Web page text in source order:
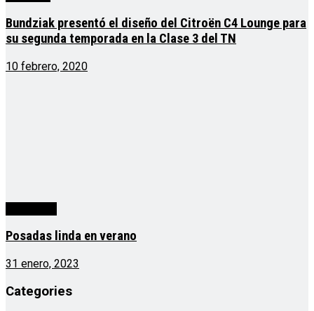
Bundziak presentó el diseño del Citroën C4 Lounge para
su segunda temporada en la Clase 3 del TN
10 febrero, 2020
Posadas linda en verano
31 enero, 2023
Categories